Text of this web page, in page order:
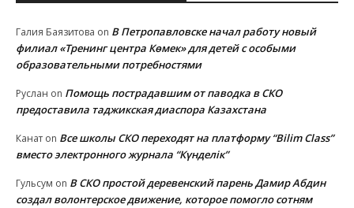
Галия Баязитова on В Петропавловске начал работу новый
филиал «Тренинг центра Көмек» для детей с особыми
образовательными потребностями
Руслан on Помощь пострадавшим от паводка в СКО
предоставила таджикская диаспора Казахстана
Канат on Все школы СКО переходят на платформу “Bilim Class”
вместо электронного журнала “Күнделік”
Гульсум on В СКО простой деревенский парень Дамир Абдин
создал волонтерское движение, которое помогло сотням